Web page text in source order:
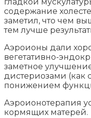
содержание
заметил, что чем
тем лучше
Аэроионы дали
вегетативно-
заметное
дистериозами (как
понижением
Аэроионотерапия
кормящих матерей.